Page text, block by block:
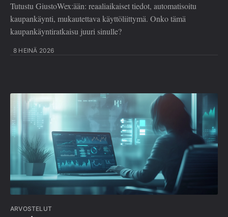
Tutustu GiustoWex:ään: reaaliaikaiset tiedot, automatisoitu
kaupankäynti, mukautettava käyttöliittymä. Onko tämä
kaupankäyntiratkaisu juuri sinulle?
8 HEINÄ 2026
ARVOSTELUT